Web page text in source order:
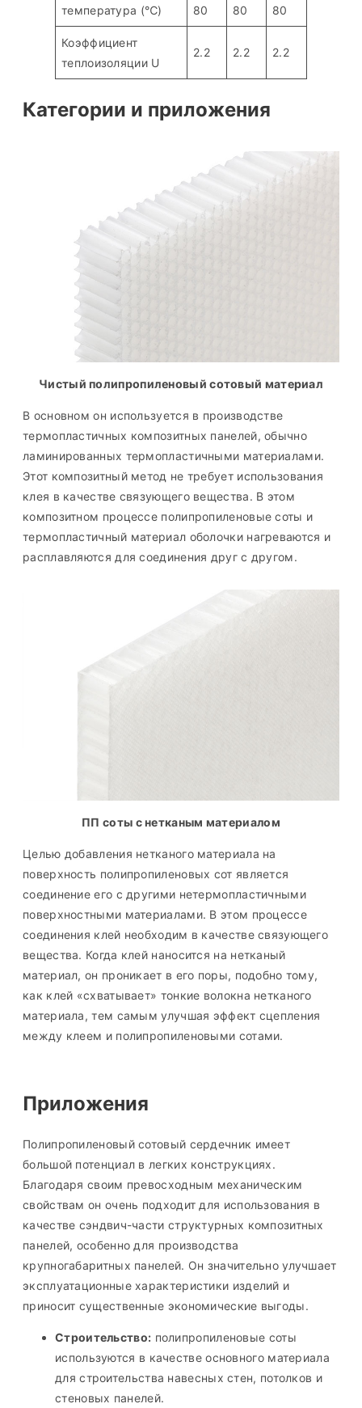
температура (℃) 80 80 80
Коэффициент
теплоизоляции U
2.2 2.2 2.2
Категории и приложения
Чистый полипропиленовый сотовый материал
В основном он используется в производстве
термопластичных композитных панелей, обычно
ламинированных термопластичными материалами.
Этот композитный метод не требует использования
клея в качестве связующего вещества. В этом
композитном процессе полипропиленовые соты и
термопластичный материал оболочки нагреваются и
расплавляются для соединения друг с другом.
ПП соты с нетканым материалом
Целью добавления нетканого материала на
поверхность полипропиленовых сот является
соединение его с другими нетермопластичными
поверхностными материалами. В этом процессе
соединения клей необходим в качестве связующего
вещества. Когда клей наносится на нетканый
материал, он проникает в его поры, подобно тому,
как клей «схватывает» тонкие волокна нетканого
материала, тем самым улучшая эффект сцепления
между клеем и полипропиленовыми сотами.
Приложения
Полипропиленовый сотовый сердечник имеет
большой потенциал в легких конструкциях.
Благодаря своим превосходным механическим
свойствам он очень подходит для использования в
качестве сэндвич-части структурных композитных
панелей, особенно для производства
крупногабаритных панелей. Он значительно улучшает
эксплуатационные характеристики изделий и
приносит существенные экономические выгоды.
Строительство: полипропиленовые соты
используются в качестве основного материала
для строительства навесных стен, потолков и
стеновых панелей.